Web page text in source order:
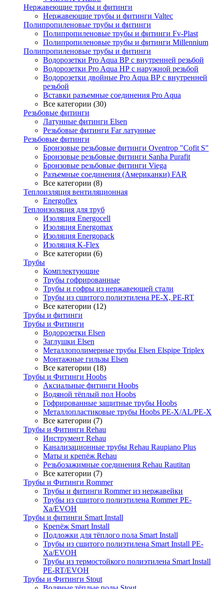
Нержавеющие трубы и фитинги
Нержавеющие трубы и фитинги Valtec
Полипропиленовые трубы и фитинги
Полипропиленовые трубы и фитинги Fv-Plast
Полипропиленовые трубы и фитинги Millennium
Полипропиленовые трубы и фитинги
Водорозетки Pro Aqua ВР с внутренней резьбой
Водорозетки Pro Aqua НР с наружной резьбой
Водорозетки двойные Pro Aqua ВР с внутренней
резьбой
Вставки разъемные соединения Pro Aqua
Все категории (30)
Резьбовые фитинги
Латунные фитинги Elsen
Резьбовые фитинги Far латунные
Резьбовые фитинги
Бронзовые резьбовые фитинги Oventrop "Cofit S"
Бронзовые резьбовые фитинги Sanha Purafit
Бронзовые резьбовые фитинги Viega
Разъемные соединения (Американки) FAR
Все категории (8)
Теплоизляция вентиляционная
Energoflex
Теплоизоляция для труб
Изоляция Energocell
Изоляция Energomax
Изоляция Energopack
Изоляция K-Flex
Все категории (6)
Трубы
Комплектующие
Трубы гофрированные
Трубы и гофры из нержавеющей стали
Трубы из сшитого полиэтилена PE-X, PE-RT
Все категории (12)
Трубы и фитинги
Трубы и Фитинги
Водорозетки Elsen
Заглушки Elsen
Металлополимерные трубы Elsen Elspipe Triplex
Монтажные гильзы Elsen
Все категории (18)
Трубы и Фитинги Hoobs
Аксиальные фитинги Hoobs
Водяной тёплый пол Hoobs
Гофрированные защитные трубы Hoobs
Металлопластиковые трубы Hoobs PE-X/AL/PE-X
Все категории (7)
Трубы и Фитинги Rehau
Инструмент Rehau
Канализационные трубы Rehau Raupiano Plus
Маты и крепёж Rehau
Резьбозажимные соединения Rehau Rautitan
Все категории (7)
Трубы и Фитинги Rommer
Трубы и фитинги Rommer из нержавейки
Трубы из сшитого полиэтилена Rommer PE-
Xa/EVOH
Трубы и фитинги Smart Install
Крепёж Smart Install
Подложки для тёплого пола Smart Install
Трубы из сшитого полиэтилена Smart Install PE-
Xa/EVOH
Трубы из термостойкого полиэтилена Smart Install
PE-RT/EVOH
Трубы и Фитинги Stout